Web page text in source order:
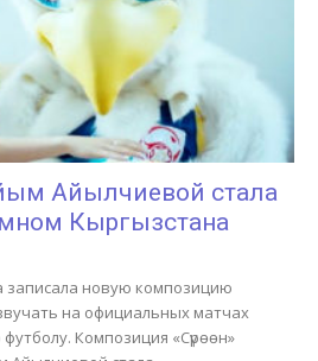
Айылчиевой стала
Кыргызстана
новую композицию
на официальных матчах
Композиция «Сүрөөн»